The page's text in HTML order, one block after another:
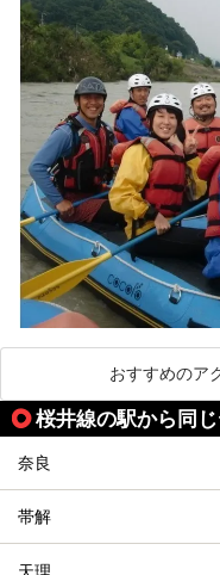
おすすめのア
桜井線の駅から同
奈良
帯解